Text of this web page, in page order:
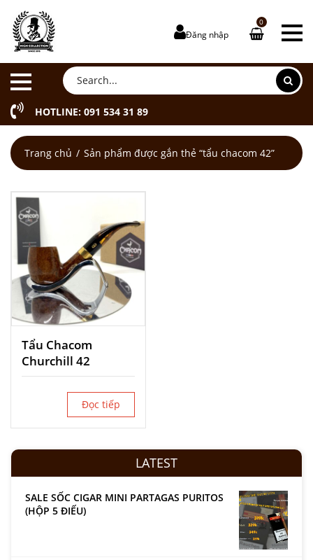
Đăng nhập
0
HOTLINE: 091 534 31 89
Trang chủ Sản phẩm được gắn thẻ “tẩu chacom 42”
Tẩu Chacom
Churchill 42
Đọc tiếp
LATEST
SALE SỐC CIGAR MINI PARTAGAS PURITOS
(HỘP 5 ĐIẾU)